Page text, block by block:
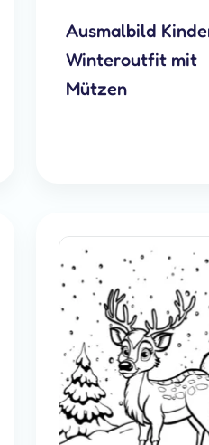
Ausmalbild
Winteroutfit mit
Mützen